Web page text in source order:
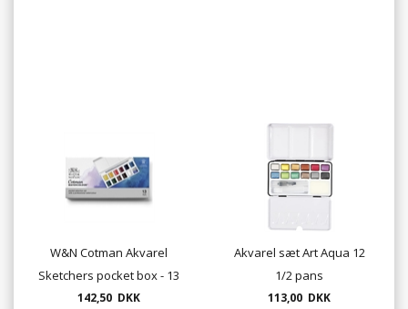
W&N Cotman Akvarel
Sketchers pocket box - 13
dele i paletæske
142,50 DKK
Akvarel sæt Art Aqua 12
1/2 pans
113,00 DKK